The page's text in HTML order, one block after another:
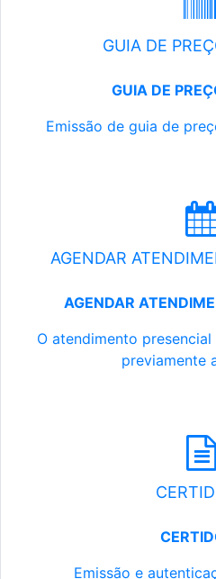
GUIA DE
GUIA DE
Emissão de guia de
AGENDAR
AGENDAR
O atendimento
previamente
Emissão e